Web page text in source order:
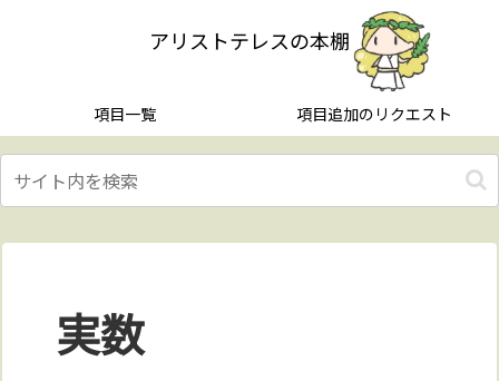
アリストテレスの本棚
項目一覧 項目追加のリクエスト
実数